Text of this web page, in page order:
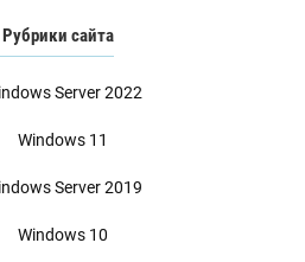
Рубрики сайта
Server 2022
Windows 11
Server 2019
Windows 10